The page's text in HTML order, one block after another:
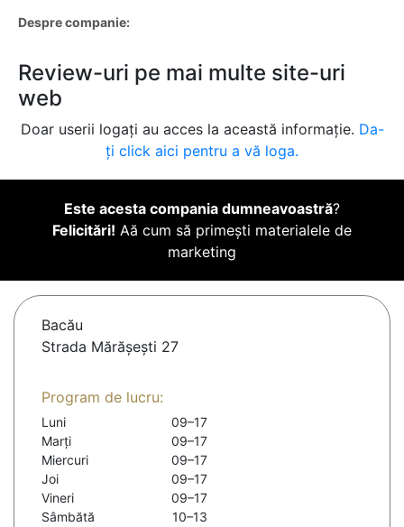
Despre companie:
Review-uri pe mai multe site-uri
web
Doar userii logați au acces la această informație. Da-
ți click aici pentru a vă loga.
Este acesta compania dumneavoastră?
Felicitări! Aă cum să primești materialele de
marketing
Bacău
Strada Mărășești 27
Program de lucru:
Luni
09–17
Marți
09–17
Miercuri
09–17
Joi
09–17
Vineri
09–17
Sâmbătă
10–13